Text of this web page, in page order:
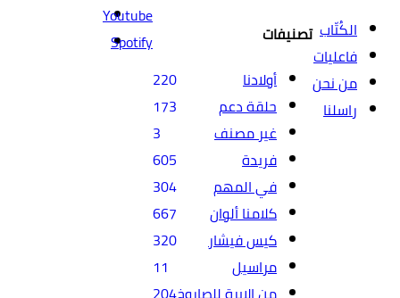
الكُتّاب
فاعليات
من نحن
راسلنا
تصنيفات
أولادنا
220
حلقة دعم
173
غير مصنف
3
فريدة
605
في المهم
304
كلامنا ألوان
667
كيس فيشار
320
مراسيل
11
Youtube
Spotify